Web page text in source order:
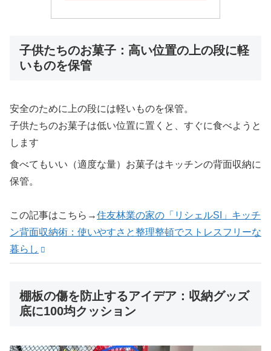
子供たちのお菓子：高い位置の上の段に軽
いものを保管
安全のために上の段には軽いものを保管。
子供たちのお菓子は低い位置に置くと、すぐに食べようと
します
食べてもいい（適度な量）お菓子はキッチンの背面収納に
保管。
この記事はこちら→住友林業の家の「リシェルSI」キッチ
ン背面収納術：使いやすさと整理整頓でストレスフリーな
暮らし
棚板の傷を防止するアイデア：収納グッズ
底に100均クッション